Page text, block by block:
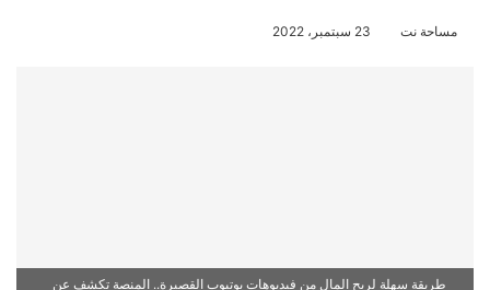
مساحة نت 23 سبتمبر، 2022
طريقة سهلة لربح المال من فيديوهات يوتيوب القصيرة.. المنصة تكشف عن